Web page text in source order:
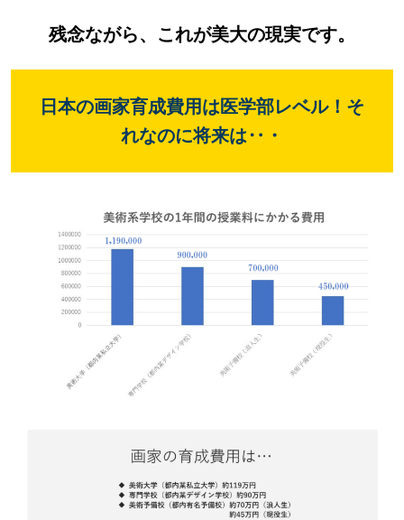
残念ながら、これが美大の現実です。
日本の画家育成費用は医学部レベル！そ
れなのに将来は‥・